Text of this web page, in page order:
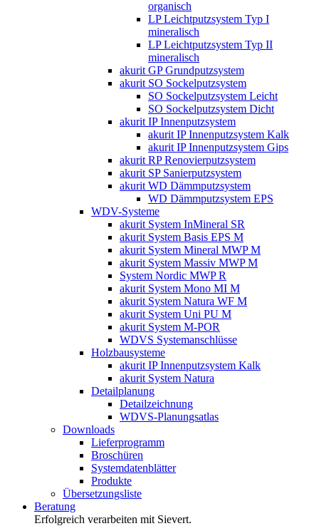
organisch
LP Leichtputzsystem Typ I
mineralisch
LP Leichtputzsystem Typ II
mineralisch
akurit GP Grundputzsystem
akurit SO Sockelputzsystem
SO Sockelputzsystem Leicht
SO Sockelputzsystem Dicht
akurit IP Innenputzsystem
akurit IP Innenputzsystem Kalk
akurit IP Innenputzsystem Gips
akurit RP Renovierputzsystem
akurit SP Sanierputzsystem
akurit WD Dämmputzsystem
WD Dämmputzsystem EPS
WDV-Systeme
akurit System InMineral SR
akurit System Basis EPS M
akurit System Mineral MWP M
akurit System Massiv MWP M
System Nordic MWP R
akurit System Mono MI M
akurit System Natura WF M
akurit System Uni PU M
akurit System M-POR
WDVS Systemanschlüsse
Holzbausysteme
akurit IP Innenputzsystem Kalk
akurit System Natura
Detailplanung
Detailzeichnung
WDVS-Planungsatlas
Downloads
Lieferprogramm
Broschüren
Systemdatenblätter
Produkte
Übersetzungsliste
Beratung
Erfolgreich verarbeiten mit Sievert.